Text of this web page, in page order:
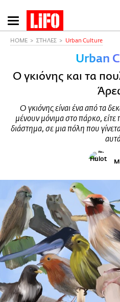
Παράκαμψη
προς
HOME ΣΤΗΛΕΣ Urban Culture
Urban
Ο γκιόνης και τα
Ο γκιόνης είναι ένα από τα
μένουν μόνιμα στο πάρκο,
διάστημα, σε μια πόλη που